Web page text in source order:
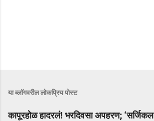
या ब्लॉगवरील लोकप्रिय पोस्ट
कापूरहोळ हादरलं! भरदिवसा अपहरण; ‘सर्जिकल